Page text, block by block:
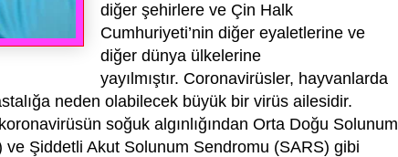
diğer şehirlere ve Çin Halk
Cumhuriyeti’nin diğer eyaletlerine ve
diğer dünya ülkelerine
yayılmıştır. Coronavirüsler, hayvanlarda
neden olabilecek büyük bir virüs ailesidir.
soğuk algınlığından Orta Doğu Solunum
ve Şiddetli Akut Solunum Sendromu (SARS) gibi